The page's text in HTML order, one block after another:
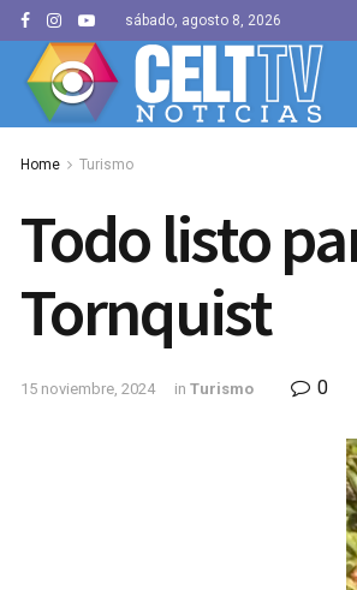
sábado, agosto 8, 2026
Home Turismo
Todo listo
Tornquist
15 noviembre, 2024 in Turismo 0